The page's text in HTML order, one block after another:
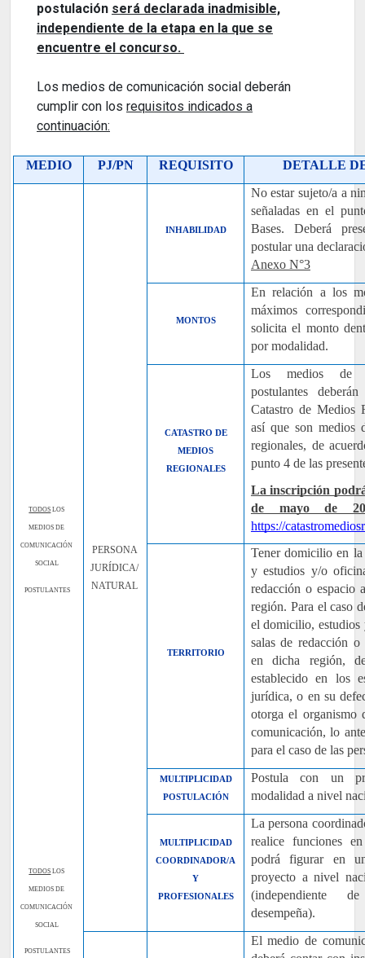
postulación será declarada inadmisible,
independiente de la etapa en la que se
encuentre el concurso.
Los medios de comunicación social deberán
cumplir con los requisitos indicados a
continuación:
MEDIO PJ/PN REQUISITO DETALLE
TODOS LOS
MEDIOS DE
COMUNICACIÓN
SOCIAL
POSTULANTES
TODOS LOS
MEDIOS DE
COMUNICACIÓN
SOCIAL
POSTULANTES
PERSONA
JURÍDICA/
NATURAL
INHABILIDAD
No estar sujeto/a a
señaladas en el
Bases. Deberá
postular una
Anexo N°3
MONTOS
En relación a los
máximos
solicita el monto
por modalidad.
CATASTRO DE
MEDIOS
REGIONALES
Los medios de
postulantes
Catastro de Medios
así que son medios
regionales, de
punto 4 de las
La inscripción
de mayo de
https://
TERRITORIO
Tener domicilio en
y estudios y/o
redacción o espacio
región. Para el caso
el domicilio, estudios
salas de redacción
en dicha región,
establecido en los
jurídica, o en su
otorga el organismo
comunicación, lo
para el caso de las
MULTIPLICIDAD
POSTULACIÓN
Postula con un
modalidad a nivel
MULTIPLICIDAD
COORDINADOR/A
Y
PROFESIONALES
La persona
realice funciones
podrá figurar en
proyecto a nivel
(independiente
desempeña).
El medio de